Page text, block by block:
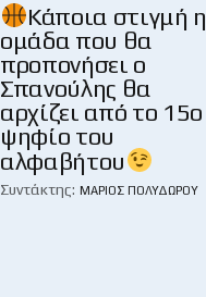
Κάποια στιγμή η
ομάδα που θα
προπονήσει ο
Σπανούλης θα
αρχίζει από το 15ο
ψηφίο του
αλφαβήτου
Συντάκτης: ΜΆΡΙΟΣ ΠΟΛΥΔΏΡΟΥ